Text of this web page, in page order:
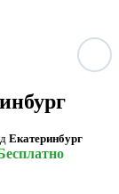
Екатеринбург